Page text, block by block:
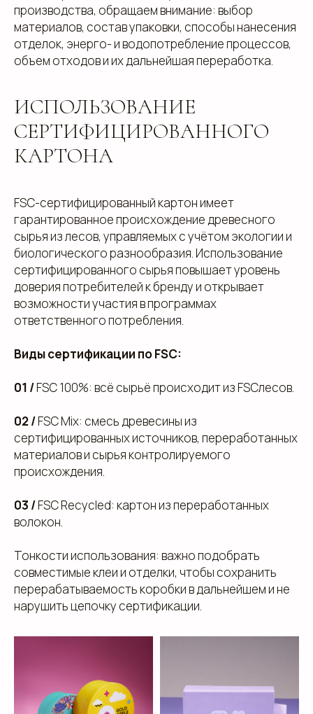
производства, обращаем внимание: выбор
материалов, состав упаковки, способы нанесения
отделок, энерго- и водопотребление процессов,
объем отходов и их дальнейшая переработка.
ИСПОЛЬЗОВАНИЕ
СЕРТИФИЦИРОВАННОГО
КАРТОНА
FSC-сертифицированный картон имеет
гарантированное происхождение древесного
сырья из лесов, управляемых с учётом экологии и
биологического разнообразия. Использование
сертифицированного сырья повышает уровень
доверия потребителей к бренду и открывает
возможности участия в программах
ответственного потребления.
Виды сертификации по FSC:
01 /FSC 100%: всё сырьё происходит из FSCлесов.
02 /FSC Mix: смесь древесины из
сертифицированных источников, переработанных
материалов и сырья контролируемого
происхождения.
03 /FSC Recycled: картон из переработанных
волокон.
Тонкости использования: важно подобрать
совместимые клеи и отделки, чтобы сохранить
перерабатываемость коробки в дальнейшем и не
нарушить цепочку сертификации.